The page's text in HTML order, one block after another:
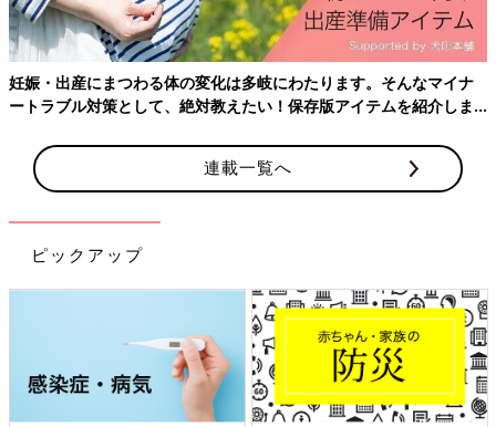
を調節するのに便利です。自分で食べるようになってからもかえ
しのおかげですくいやすく、子どもの手にもおさまりやすいサイ
ズ感です！
安心素材のiiwanは持ちやすさにもこだわりが！
妊娠・出産にまつわる体の変化は多岐にわたります。そんなマイナ
ートラブル対策として、絶対教えたい！保存版アイテムを紹介しま
連載一覧へ
ピックアップ